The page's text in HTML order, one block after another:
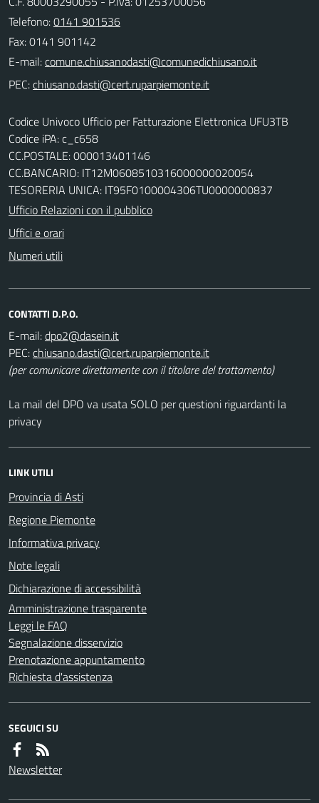
Telefono:0141 901536
Fax: 0141 901142
E-mail:
PEC:
Codice Univoco Ufficio per Fatturazione Elettronica UFU3TB
Codice iPA: c_c658
CC.POSTALE: 000013401146
CC.BANCARIO: IT12M0608510316000000020054
TESORERIA UNICA: IT95F0100004306TU0000000837
Ufficio Relazioni con il pubblico
Uffici e orari
Numeri utili
CONTATTI D.P.O.
E-mail:
PEC:
(per comunicare direttamente con il titolare del trattamento)
La mail del DPO va usata SOLO per questioni riguardanti la
privacy
LINK UTILI
Provincia di Asti
Regione Piemonte
Informativa privacy
Note legali
Dichiarazione di accessibilità
Amministrazione trasparente
Leggi le FAQ
Segnalazione disservizio
Prenotazione appuntamento
Richiesta d'assistenza
SEGUICI SU
Newsletter